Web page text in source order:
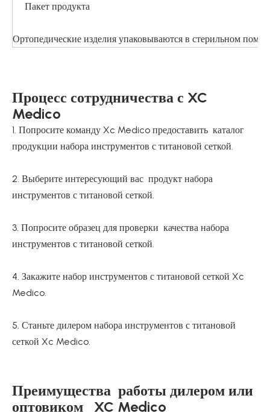
Пакет продукта
Ортопедические изделия упаковываются в стерильном
Процесс сотрудничества с XC
Medico
1. Попросите команду Xc Medico предоставить каталог
продукции набора инструментов с титановой сеткой.
2. Выберите интересующий вас продукт набора
инструментов с титановой сеткой.
3. Попросите образец для проверки качества набора
инструментов с титановой сеткой.
4. Закажите набор инструментов с титановой сеткой Xc
Medico.
5. Станьте дилером набора инструментов с титановой
сеткой Xc Medico.
Преимущества работы дилером или
оптовиком XC Medico